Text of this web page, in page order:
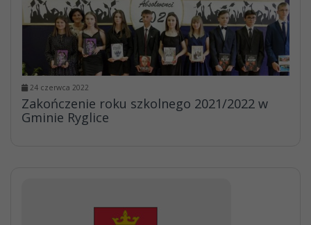
24 czerwca 2022
Zakończenie roku szkolnego 2021/2022 w
Gminie Ryglice